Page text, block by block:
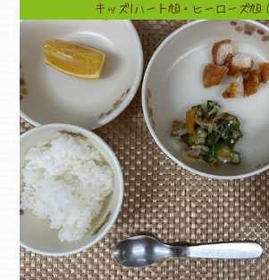
キッズ1ハート旭・ヒーローズ旭